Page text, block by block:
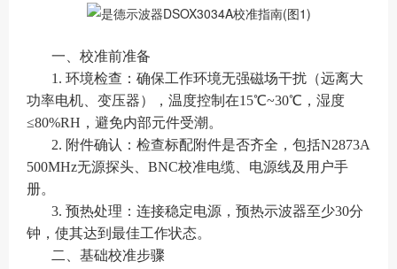
一、校准前准备
1. 环境检查：确保工作环境无强磁场干扰（远离大
功率电机、变压器），温度控制在15℃~30℃，湿度
≤80%RH，避免内部元件受潮。
2. 附件确认：检查标配附件是否齐全，包括N2873A
500MHz无源探头、BNC校准电缆、电源线及用户手
册。
3. 预热处理：连接稳定电源，预热示波器至少30分
钟，使其达到最佳工作状态。
二、基础校准步骤